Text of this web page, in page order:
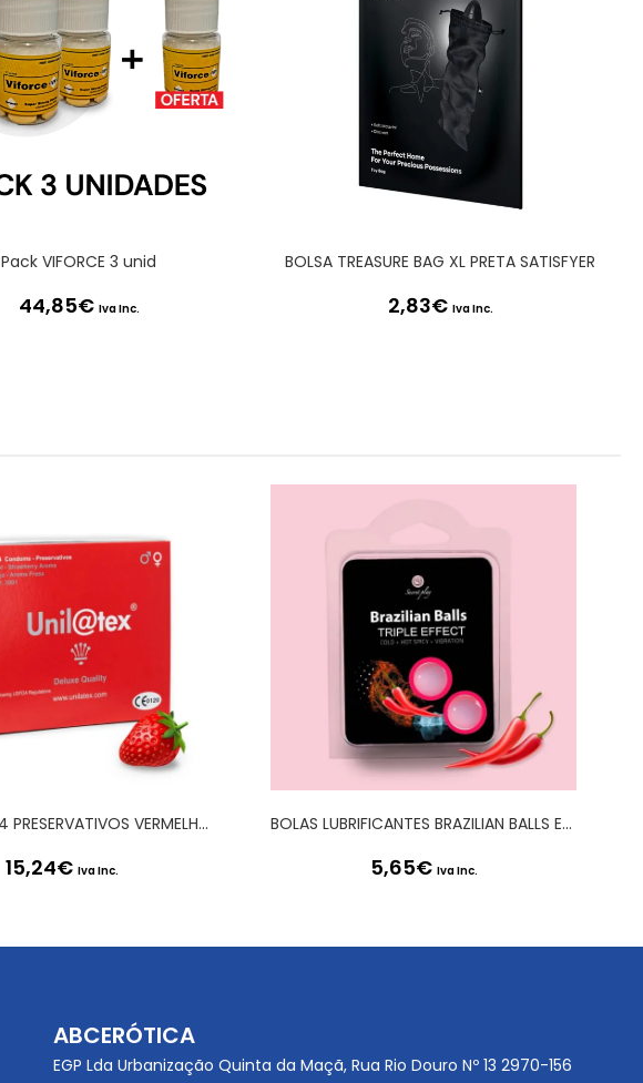
Pack VIFORCE 3 unid
44,85€ Iva Inc.
BOLSA TREASURE BAG XL PRETA SATISFYER
2,83€ Iva Inc.
CAIXA DE 144 PRESERVATIVOS VERMELHOS MORANGO
15,24€ Iva Inc.
BOLAS LUBRIFICANTES BRAZILIAN BALLS EFEITO TRIPLO 2 X 4GR
5,65€ Iva Inc.
ABCERÓTICA
EGP Lda Urbanização Quinta da Maçã, Rua Rio Douro Nº 13 2970-156